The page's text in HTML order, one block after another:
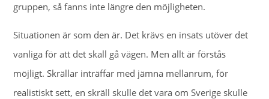
gruppen, så fanns inte längre den möjligheten.
Situationen är som den är. Det krävs en insats utöver det
vanliga för att det skall gå vägen. Men allt är förstås
möjligt. Skrällar inträffar med jämna mellanrum, för
realistiskt sett, en skräll skulle det vara om Sverige skulle